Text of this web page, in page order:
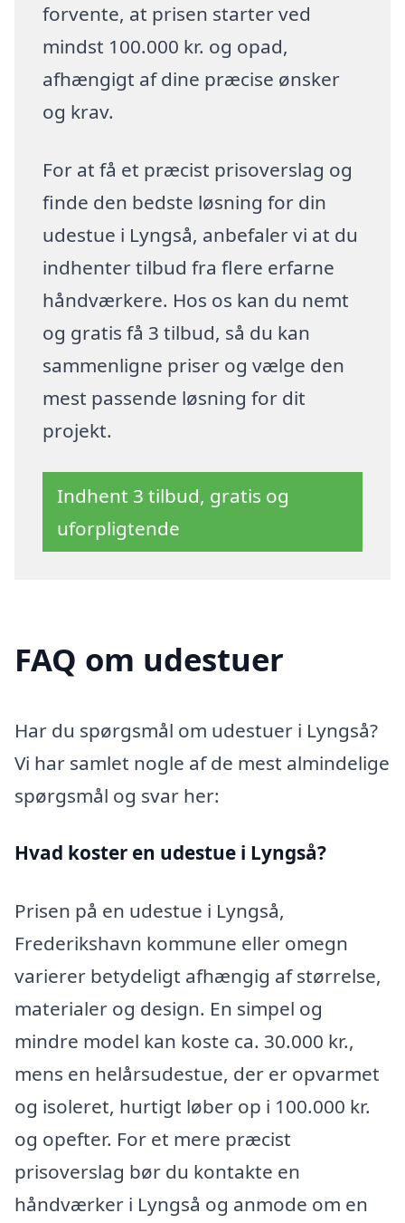
forvente, at prisen starter ved
mindst 100.000 kr. og opad,
afhængigt af dine præcise ønsker
og krav.
For at få et præcist prisoverslag og
finde den bedste løsning for din
udestue i Lyngså, anbefaler vi at du
indhenter tilbud fra flere erfarne
håndværkere. Hos os kan du nemt
og gratis få 3 tilbud, så du kan
sammenligne priser og vælge den
mest passende løsning for dit
projekt.
Indhent 3 tilbud, gratis og
uforpligtende
FAQ om udestuer
Har du spørgsmål om udestuer i Lyngså?
Vi har samlet nogle af de mest almindelige
spørgsmål og svar her:
Hvad koster en udestue i Lyngså?
Prisen på en udestue i Lyngså,
Frederikshavn kommune eller omegn
varierer betydeligt afhængig af størrelse,
materialer og design. En simpel og
mindre model kan koste ca. 30.000 kr.,
mens en helårsudestue, der er opvarmet
og isoleret, hurtigt løber op i 100.000 kr.
og opefter. For et mere præcist
prisoverslag bør du kontakte en
håndværker i Lyngså og anmode om en